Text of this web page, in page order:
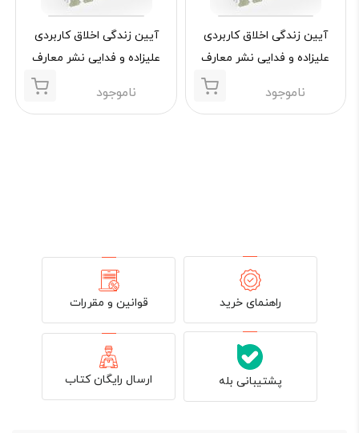
آیین زندگی اخلاق کاربردی
علیزاده و فدایی نشر معارف
ناموجود
آیین زندگی اخلاق کاربردی
علیزاده و فدایی نشر معارف
ناموجود
راهنمای خرید قوانین و مقررات
پشتیبانی بله ارسال رایگان کتاب